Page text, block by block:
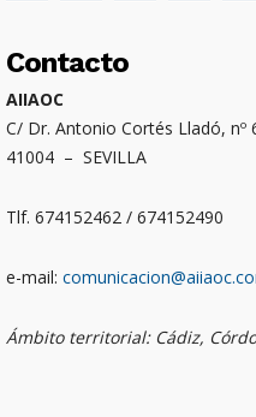
Contacto
AIIAOC
C/ Dr. Antonio Cortés Lladó, nº
41004 – SEVILLA
Tlf. 674152462 / 674152490
e-mail:
Ámbito territorial: Cádiz,